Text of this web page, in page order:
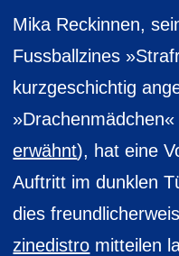
Mika Reckinnen,
Fussballzines
kurzgeschichtig
erwähnt), hat eine
Auftritt im dunklen
dies
zinedistro mitteilen